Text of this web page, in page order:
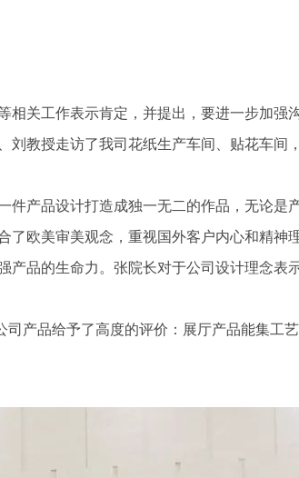
关工作表示肯定，并提出，要进一步加
教授走访了我司花纸生产车间、贴花车间
产品设计打造成独一无二的作品，无论
欧美审美观念，重视国外客户内心和精
品的生命力。张院长对于公司设计理念表
产品给予了高度的评价：展厅产品能集工